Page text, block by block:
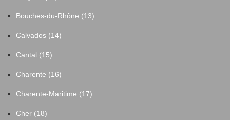
Bouches-du-Rhône (13)
Calvados (14)
Cantal (15)
Charente (16)
Charente-Maritime (17)
Cher (18)